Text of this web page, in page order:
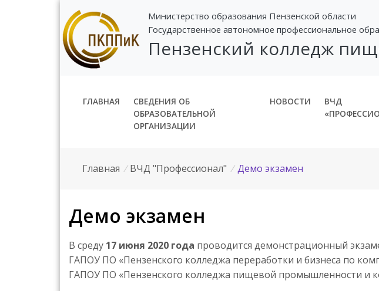
Министерство образования Пензенской области
Государственное автономное профессиональное
Пензенский колледж
ГЛАВНАЯ
СВЕДЕНИЯ ОБ
ОБРАЗОВАТЕЛЬНОЙ
ОРГАНИЗАЦИИ
НОВОСТИ
ВЧД
Главная / ВЧД "Профессионал" / Демо экзамен
Демо экзамен
В среду 17 июня 2020 года проводится демонстрационный
ГАПОУ ПО «Пензенского колледжа переработки и бизнеса по
ГАПОУ ПО «Пензенского колледжа пищевой промышленности и